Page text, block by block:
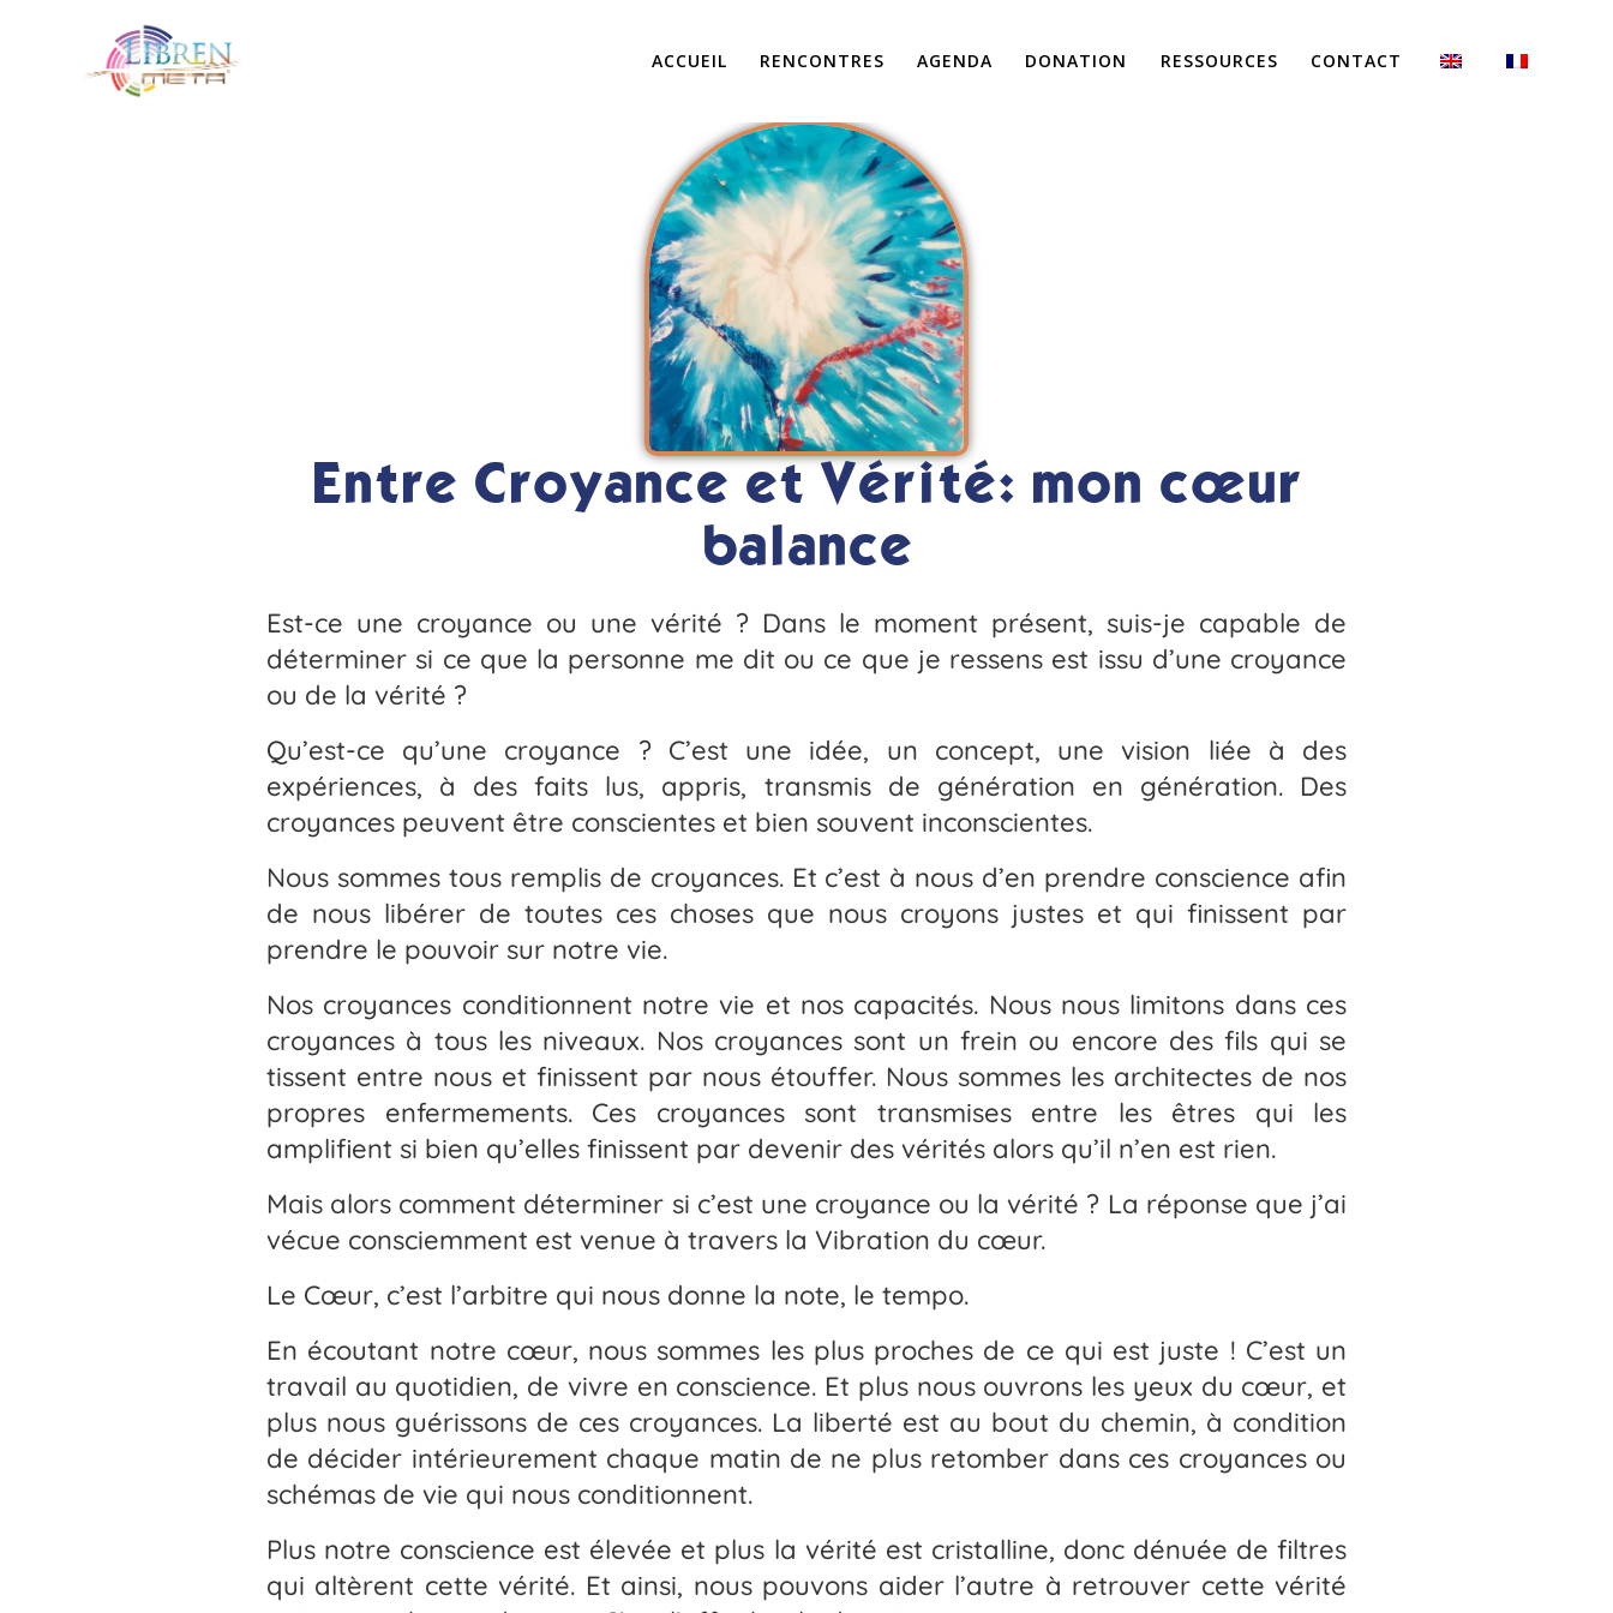
ACCUEIL RENCONTRES AGENDA DONATION RESSOURCES CONTACT
Entre Croyance et Vérité: mon cœur
balance
Est-ce une croyance ou une vérité ? Dans le moment présent, suis-je capable de
déterminer si ce que la personne me dit ou ce que je ressens est issu d’une croyance
ou de la vérité ?
Qu’est-ce qu’une croyance ? C’est une idée, un concept, une vision liée à des
expériences, à des faits lus, appris, transmis de génération en génération. Des
croyances peuvent être conscientes et bien souvent inconscientes.
Nous sommes tous remplis de croyances. Et c’est à nous d’en prendre conscience afin
de nous libérer de toutes ces choses que nous croyons justes et qui finissent par
prendre le pouvoir sur notre vie.
Nos croyances conditionnent notre vie et nos capacités. Nous nous limitons dans ces
croyances à tous les niveaux. Nos croyances sont un frein ou encore des fils qui se
tissent entre nous et finissent par nous étouffer. Nous sommes les architectes de nos
propres enfermements. Ces croyances sont transmises entre les êtres qui les
amplifient si bien qu’elles finissent par devenir des vérités alors qu’il n’en est rien.
Mais alors comment déterminer si c’est une croyance ou la vérité ? La réponse que j’ai
vécue consciemment est venue à travers la Vibration du cœur.
Le Cœur, c’est l’arbitre qui nous donne la note, le tempo.
En écoutant notre cœur, nous sommes les plus proches de ce qui est juste ! C’est un
travail au quotidien, de vivre en conscience. Et plus nous ouvrons les yeux du cœur, et
plus nous guérissons de ces croyances. La liberté est au bout du chemin, à condition
de décider intérieurement chaque matin de ne plus retomber dans ces croyances ou
schémas de vie qui nous conditionnent.
Plus notre conscience est élevée et plus la vérité est cristalline, donc dénuée de filtres
qui altèrent cette vérité. Et ainsi, nous pouvons aider l’autre à retrouver cette vérité